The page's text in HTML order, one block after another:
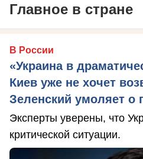
Главное в стране
В России
«Украина в
Киев уже не хочет
Зеленский умоляет о
Эксперты уверены, что
критической ситуации.